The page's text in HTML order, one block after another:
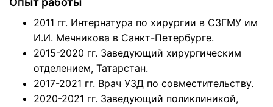
2011 гг. Интернатура по хирургии в СЗГМУ им
И.И. Мечникова в Санкт-Петербурге.
2015-2020 гг. Заведующий хирургическим
отделением, Татарстан.
2017-2021 гг. Врач УЗД по совместительству.
2020-2021 гг. Заведующий поликлиникой,